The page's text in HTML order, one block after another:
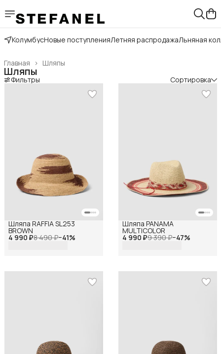
КолумбусНовые поступленияЛетняя распродажаЛьняная
Шляпы
Главная ›
Шляпы
Фильтры Сортировка
4 990 ₽8 490 ₽−41%
Шляпа RAFFIA SL253
BROWN
4 990 ₽9 390 ₽−47%
Шляпа PANAMA
MULTICOLOR